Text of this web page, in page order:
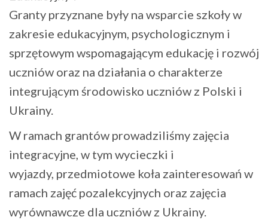
Granty przyznane były na wsparcie szkoły w
zakresie edukacyjnym, psychologicznym i
sprzętowym wspomagającym edukację i rozwój
uczniów oraz na działania o charakterze
integrującym środowisko uczniów z Polski i
Ukrainy.
W ramach grantów prowadziliśmy zajęcia
integracyjne, w tym wycieczki i
wyjazdy, przedmiotowe koła zainteresowań w
ramach zajęć pozalekcyjnych oraz zajęcia
wyrównawcze dla uczniów z Ukrainy.